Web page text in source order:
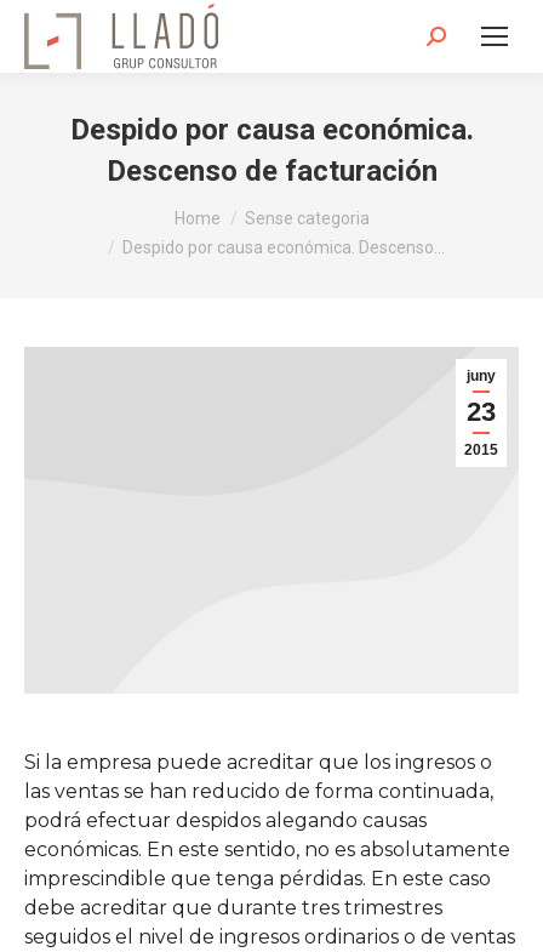
Search:
Despido por causa económica.
Descenso de facturación
Home
Sense categoria
Despido por causa económica. Descenso…
juny
23
2015
Si la empresa puede acreditar que los ingresos o
las ventas se han reducido de forma continuada,
podrá efectuar despidos alegando causas
económicas. En este sentido, no es absolutamente
imprescindible que tenga pérdidas. En este caso
debe acreditar que durante tres trimestres
seguidos el nivel de ingresos ordinarios o de ventas